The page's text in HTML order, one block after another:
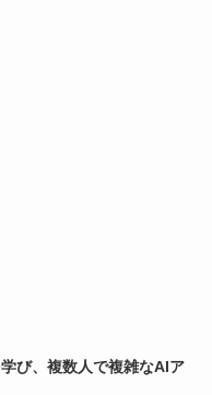
び、複数人で複雑なAIア